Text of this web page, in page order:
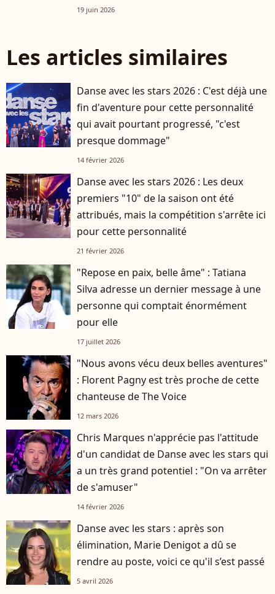
19 juin 2026
Les articles similaires
Danse avec les stars 2026 : C'est déjà une
fin d'aventure pour cette personnalité
qui avait pourtant progressé, "c'est
presque dommage"
14 février 2026
Danse avec les stars 2026 : Les deux
premiers "10" de la saison ont été
attribués, mais la compétition s'arrête ici
pour cette personnalité
21 février 2026
"Repose en paix, belle âme" : Tatiana
Silva adresse un dernier message à une
personne qui comptait énormément
pour elle
17 juillet 2026
"Nous avons vécu deux belles aventures"
: Florent Pagny est très proche de cette
chanteuse de The Voice
12 mars 2026
Chris Marques n'apprécie pas l'attitude
d'un candidat de Danse avec les stars qui
a un très grand potentiel : "On va arrêter
de s'amuser"
14 février 2026
Danse avec les stars : après son
élimination, Marie Denigot a dû se
rendre au poste, voici ce qu'il s’est passé
5 avril 2026